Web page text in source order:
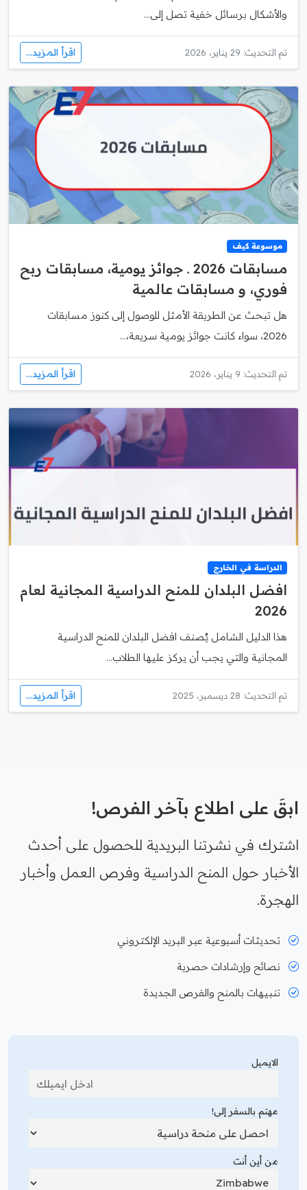
والأشكال برسائل خفية تصل إلى...
تم التحديث: 29 يناير، 2026 اقرأ المزيد...
موسوعة كيف
مسابقات 2026 ـ جوائز يومية، مسابقات ربح
فوري، و مسابقات عالمية
هل تبحث عن الطريقة الأمثل للوصول إلى كنوز مسابقات
2026، سواء كانت جوائز يومية سريعة،...
تم التحديث: 9 يناير، 2026 اقرأ المزيد...
الدراسة في الخارج
افضل البلدان للمنح الدراسية المجانية لعام
2026
هذا الدليل الشامل يُصنف افضل البلدان للمنح الدراسية
المجانية والتي يجب أن يركز عليها الطلاب...
تم التحديث: 28 ديسمبر، 2025 اقرأ المزيد...
ابقَ على اطلاع بآخر الفرص!
اشترك في نشرتنا البريدية للحصول على أحدث
الأخبار حول المنح الدراسية وفرص العمل وأخبار
الهجرة.
تحديثات أسبوعية عبر البريد الإلكتروني
نصائح وإرشادات حصرية
تنبيهات بالمنح والفرص الجديدة
الايميل
مهتم بالسفر إلى!
من أين أنت